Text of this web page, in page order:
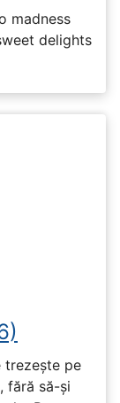
madness
delights
trezește pe
fără să-și